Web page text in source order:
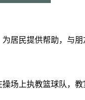
居民提供帮助，与
场上执教篮球队，